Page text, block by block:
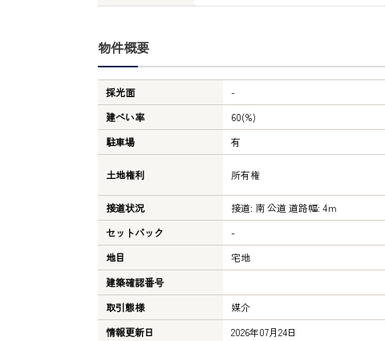
物件概要
採光面 -
建ぺい率
60(%)
駐車場
有
土地権利 所有権
接道状況
接道: 南 公道 道路幅: 4ｍ
セットバック
-
地目
宅地
建築確認番号
取引態様
媒介
情報更新日
2026年07月24日